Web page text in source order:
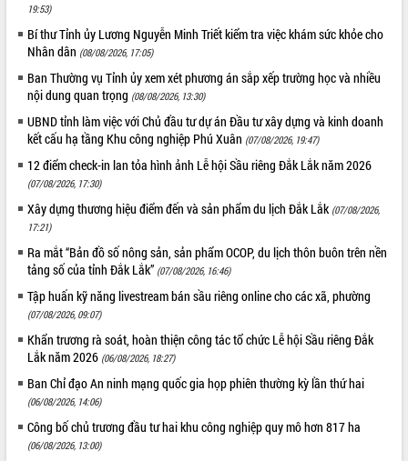
19:53)
Bí thư Tỉnh ủy Lương Nguyễn Minh Triết kiểm tra việc khám sức khỏe cho
Nhân dân (08/08/2026, 17:05)
Ban Thường vụ Tỉnh ủy xem xét phương án sắp xếp trường học và nhiều
nội dung quan trọng (08/08/2026, 13:30)
UBND tỉnh làm việc với Chủ đầu tư dự án Đầu tư xây dựng và kinh doanh
kết cấu hạ tầng Khu công nghiệp Phú Xuân (07/08/2026, 19:47)
12 điểm check-in lan tỏa hình ảnh Lễ hội Sầu riêng Đắk Lắk năm 2026
(07/08/2026, 17:30)
Xây dựng thương hiệu điểm đến và sản phẩm du lịch Đắk Lắk (07/08/2026,
17:21)
Ra mắt “Bản đồ số nông sản, sản phẩm OCOP, du lịch thôn buôn trên nền
tảng số của tỉnh Đắk Lắk” (07/08/2026, 16:46)
Tập huấn kỹ năng livestream bán sầu riêng online cho các xã, phường
(07/08/2026, 09:07)
Khẩn trương rà soát, hoàn thiện công tác tổ chức Lễ hội Sầu riêng Đắk
Lắk năm 2026 (06/08/2026, 18:27)
Ban Chỉ đạo An ninh mạng quốc gia họp phiên thường kỳ lần thứ hai
(06/08/2026, 14:06)
Công bố chủ trương đầu tư hai khu công nghiệp quy mô hơn 817 ha
(06/08/2026, 13:00)